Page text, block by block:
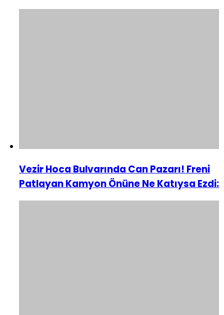
Vezir Hoca Bulvarında Can Pazarı! Freni
Patlayan Kamyon Önüne Ne Katıysa Ezdi: